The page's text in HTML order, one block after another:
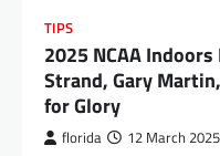
TIPS
2025 NCAA
Strand, Gary
for Glory
florida 12 March 2025